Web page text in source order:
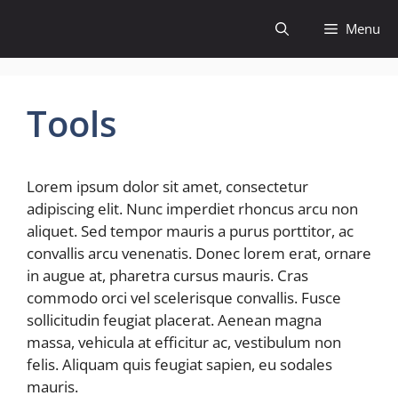
content
Menu
Tools
Lorem ipsum dolor sit amet, consectetur
adipiscing elit. Nunc imperdiet rhoncus arcu non
aliquet. Sed tempor mauris a purus porttitor, ac
convallis arcu venenatis. Donec lorem erat, ornare
in augue at, pharetra cursus mauris. Cras
commodo orci vel scelerisque convallis. Fusce
sollicitudin feugiat placerat. Aenean magna
massa, vehicula at efficitur ac, vestibulum non
felis. Aliquam quis feugiat sapien, eu sodales
mauris.